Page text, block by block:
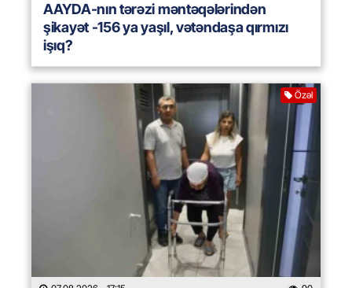
AAYDA-nın tərəzi məntəqələrindən
şikayət -156 ya yaşıl, vətəndaşa qırmızı
işıq?
Özəl